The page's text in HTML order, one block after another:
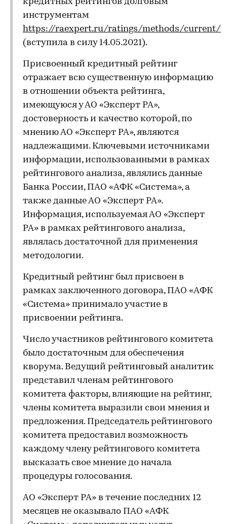
инструментам
https://raexpert.ru/ratings/methods/current/
(вступила в силу 14.05.2021).
Присвоенный кредитный рейтинг
отражает всю существенную информацию
в отношении объекта рейтинга,
имеющуюся у АО «Эксперт РА»,
достоверность и качество которой, по
мнению АО «Эксперт РА», являются
надлежащими. Ключевыми источниками
информации, использованными в рамках
рейтингового анализа, являлись данные
Банка России, ПАО «АФК «Система», а
также данные АО «Эксперт РА».
Информация, используемая АО «Эксперт
РА» в рамках рейтингового анализа,
являлась достаточной для применения
методологии.
Кредитный рейтинг был присвоен в
рамках заключенного договора, ПАО «АФК
«Система» принимало участие в
присвоении рейтинга.
Число участников рейтингового комитета
было достаточным для обеспечения
кворума. Ведущий рейтинговый аналитик
представил членам рейтингового
комитета факторы, влияющие на рейтинг,
члены комитета выразили свои мнения и
предложения. Председатель рейтингового
комитета предоставил возможность
каждому члену рейтингового комитета
высказать свое мнение до начала
процедуры голосования.
АО «Эксперт РА» в течение последних 12
месяцев не оказывало ПАО «АФК